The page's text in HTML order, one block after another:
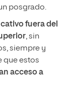
posgrado.
fuera del
, sin
siempre y
que estos
acceso a